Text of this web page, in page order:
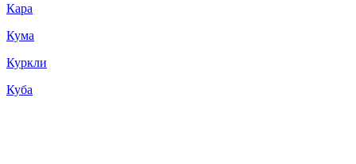
Кара
Кума
Куркли
Куба